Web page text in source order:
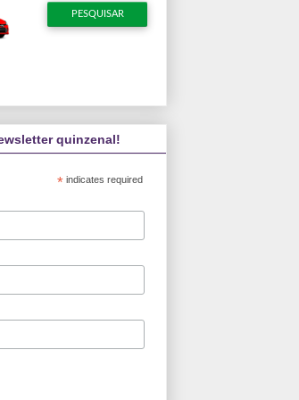
quinzenal!
*indicates required